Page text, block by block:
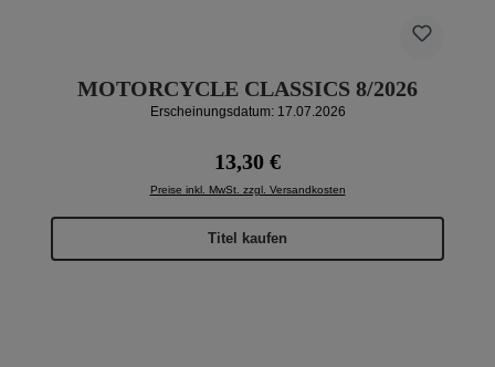
MOTORCYCLE CLASSICS 8/2026
Erscheinungsdatum: 17.07.2026
Regulärer Preis:
13,30 €
Preise inkl. MwSt. zzgl. Versandkosten
Titel kaufen